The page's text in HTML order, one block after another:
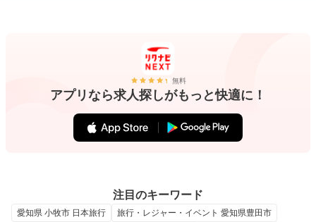
無料
アプリなら求人探しがもっと快適に！
注目のキーワード
愛知県 小牧市 日本旅行
旅行・レジャー・イベント 愛知県豊田市